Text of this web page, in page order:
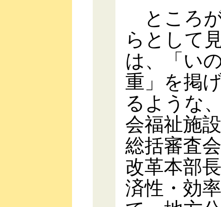
ところ
らとして
は、「い
重」を掲
るような
会福祉施
総括審査
改革本部
済性・効